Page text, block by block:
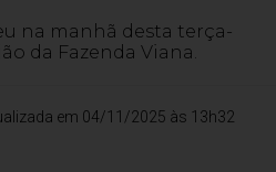
na manhã desta terça-
da Fazenda Viana.
em 04/11/2025 às 13h32